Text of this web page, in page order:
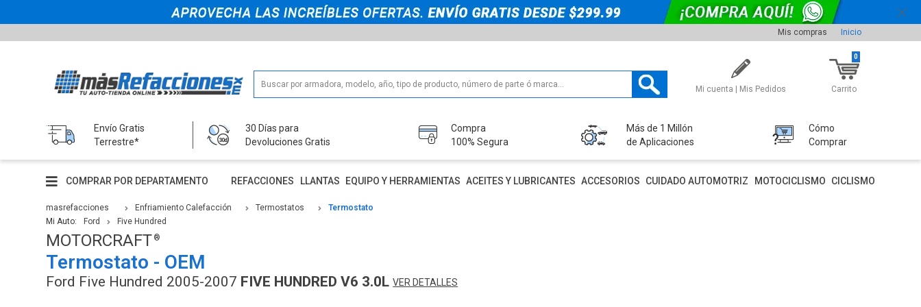
Mis compras Inicio
Mi cuenta | Mis Pedidos Carrito
0
Envío Gratis
Terrestre*
30 Días para
Devoluciones Gratis
Compra
100% Segura
Más de 1 Millón
de Aplicaciones
Cómo
Comprar
COMPRAR POR DEPARTAMENTO REFACCIONES LLANTAS EQUIPO Y HERRAMIENTAS ACEITES Y LUBRICANTES ACCESORIOS CUIDADO AUTOMOTRIZ MOTOCICLISMO CICLISMO
masrefacciones Enfriamiento Calefacción Termostatos
Termostato
Mi Auto:
Ford Five Hundred
MOTORCRAFT
Termostato - OEM
Ford Five Hundred 2005-2007 FIVE HUNDRED V6 3.0L VER DETALLES